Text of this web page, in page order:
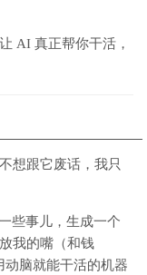
AI 真正帮你干活，
想跟它废话，我只
些事儿，生成一个
我的嘴（和钱
动脑就能干活的机器